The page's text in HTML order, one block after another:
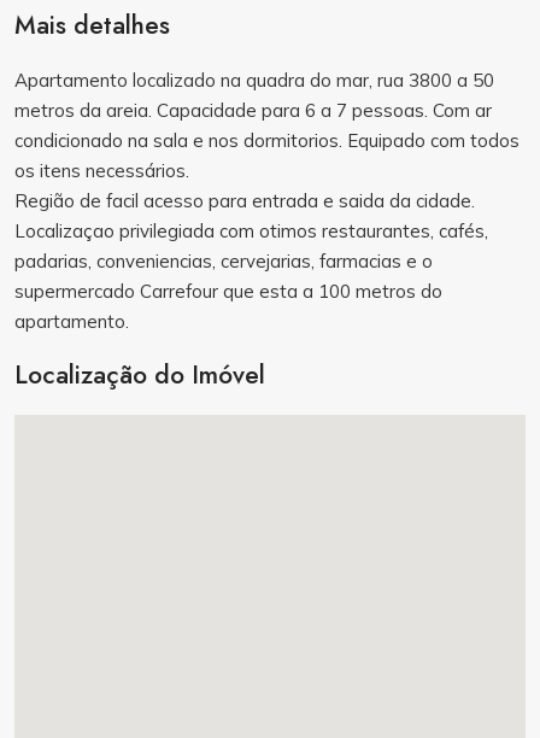
Mais detalhes
Apartamento localizado na quadra do mar, rua 3800 a 50
metros da areia. Capacidade para 6 a 7 pessoas. Com ar
condicionado na sala e nos dormitorios. Equipado com todos
os itens necessários.
Região de facil acesso para entrada e saida da cidade.
Localizaçao privilegiada com otimos restaurantes, cafés,
padarias, conveniencias, cervejarias, farmacias e o
supermercado Carrefour que esta a 100 metros do
apartamento.
Localização do Imóvel